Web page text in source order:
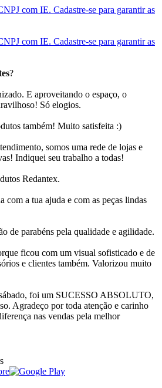
com IE. Cadastre-se para garantir as
com IE. Cadastre-se para garantir as
?
E aproveitando o espaço, o
Só elogios.
também! Muito satisfeita :)
somos uma rede de lojas e
Indiquei seu trabalho a todas!
Redantex.
a tua ajuda e com as peças lindas
de parabéns pela qualidade e agilidade.
ficou com um visual sofisticado e de
e clientes também. Valorizou muito
foi um SUCESSO ABSOLUTO,
Agradeço por toda atenção e carinho
nas vendas pela melhor